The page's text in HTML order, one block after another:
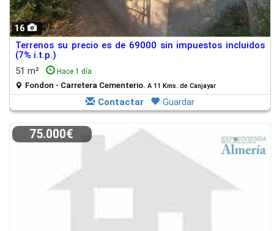
16
Terrenos su precio es de 69000 sin impuestos incluidos
(7% i.t.p.)
51 m²
Hace 1 día
Fondon - Carretera Cementerio. A 11 Kms. de Canjayar
Contactar Guardar
75.000€